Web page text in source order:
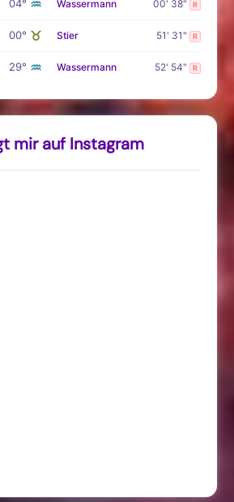
04° ♒ Wassermann 00' 38" R
00° ♉ Stier 51' 31" R
29° ♒ Wassermann 52' 54" R
mir auf Instagram